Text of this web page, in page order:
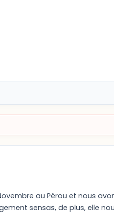
au Pérou et nous
sensas, de plus, elle